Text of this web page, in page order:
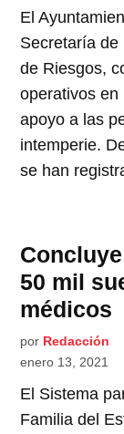
El
Secretaría de
de Riesgos,
operativos en
apoyo a las
intemperie.
se han
50 mil
médicos
por Redacción
enero 13, 2021
El Sistema
Familia del